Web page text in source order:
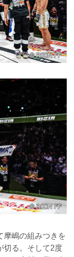
摩嶋の組みつきを
切る。そして2度